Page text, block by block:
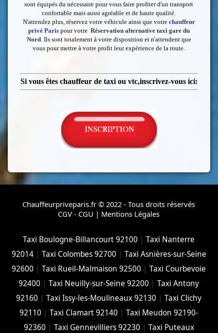
sont équipés du nécessaire pour vous faire profiter d'un transport
confortable mais aussi agréable et de haute qualité.
N'attendez plus, réservez votre véhicule ainsi que votre chauffeur
privé Paris pour votre Réservation alternative taxi gare du
Nord. Ils sont totalement à votre disposition et n'attendent que
vous pour mettre à votre profit leur expérience de la route.
Si vous êtes chauffeur de taxi ou vtc,inscrivez-vous ici:
Chauffeurpriveparis.fr © 2022 - Tous droits réservés
CGV - CGU | Mentions Légales
Taxi Boulogne-Billancourt 92100 |Taxi Nanterre
92014| Taxi Colombes 92700 | Taxi Asnières-sur-Seine
92600 |Taxi Rueil-Malmaison 92500 |Taxi Courbevoie
92400 |Taxi Neuilly-sur-Seine 92200 |Taxi Antony
92160 |Taxi Issy-les-Moulineaux 92130 |Taxi Clichy
92110 |Taxi Clamart 92140 |Taxi Meudon 92190-
92360 | Taxi Gennevilliers 92230 | Taxi Puteaux